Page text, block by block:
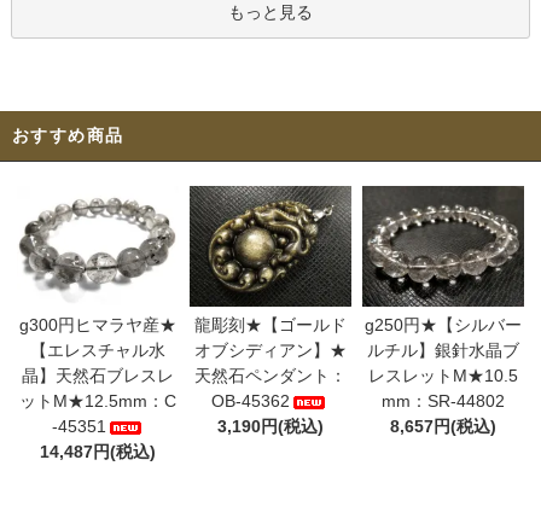
もっと見る
おすすめ商品
g300円ヒマラヤ産★
【エレスチャル水
晶】天然石ブレスレ
ットM★12.5mm：C
-45351
14,487円(税込)
龍彫刻★【ゴールド
オブシディアン】★
天然石ペンダント：
OB-45362
3,190円(税込)
g250円★【シルバー
ルチル】銀針水晶ブ
レスレットM★10.5
mm：SR-44802
8,657円(税込)